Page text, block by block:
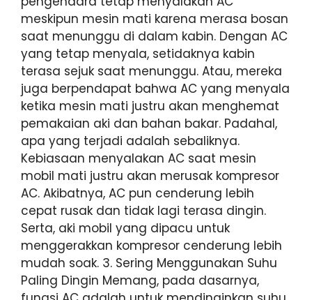
meskipun mesin mati karena merasa bosan
saat menunggu di dalam kabin. Dengan AC
yang tetap menyala, setidaknya kabin
terasa sejuk saat menunggu. Atau, mereka
juga berpendapat bahwa AC yang menyala
ketika mesin mati justru akan menghemat
pemakaian aki dan bahan bakar. Padahal,
apa yang terjadi adalah sebaliknya.
Kebiasaan menyalakan AC saat mesin
mobil mati justru akan merusak kompresor
AC. Akibatnya, AC pun cenderung lebih
cepat rusak dan tidak lagi terasa dingin.
Serta, aki mobil yang dipacu untuk
menggerakkan kompresor cenderung lebih
mudah soak. 3. Sering Menggunakan Suhu
Paling Dingin Memang, pada dasarnya,